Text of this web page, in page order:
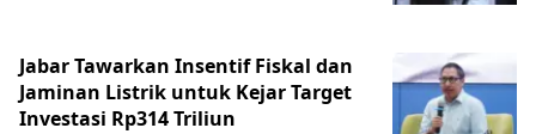
Jabar Tawarkan Insentif Fiskal dan
Jaminan Listrik untuk Kejar Target
Investasi Rp314 Triliun